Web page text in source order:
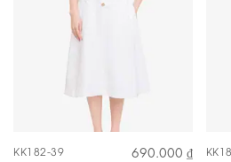
KK182-39
690.000 ₫